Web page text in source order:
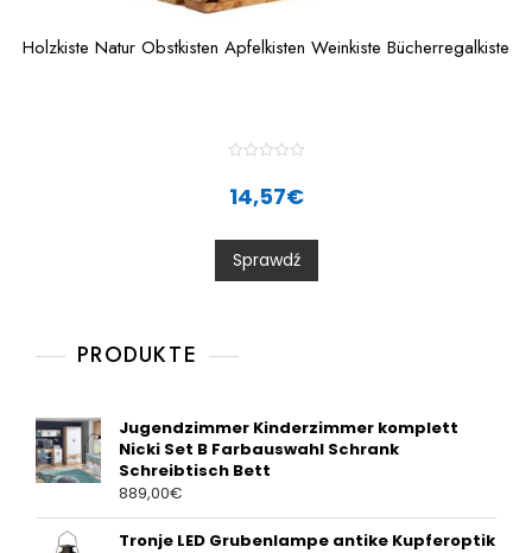
Holzkiste Natur Obstkisten Apfelkisten Weinkiste Bücherregalkiste
a
0
o
t
14,57€
Sprawdź
PRODUKTE
Jugendzimmer Kinderzimmer komplett
Nicki Set B Farbauswahl Schrank
Schreibtisch Bett
889,00€
Tronje LED Grubenlampe antike Kupferoptik